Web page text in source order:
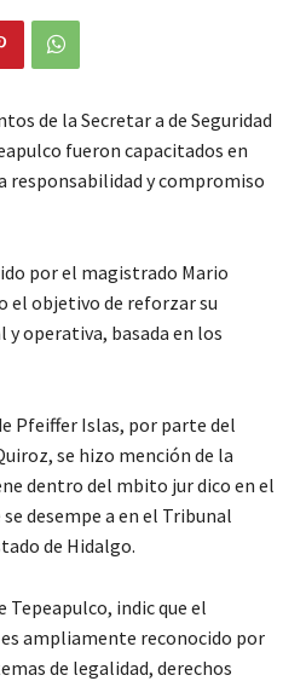
de la Secretar a de Seguridad
fueron capacitados en
responsabilidad y compromiso
por el magistrado Mario
el objetivo de reforzar su
operativa, basada en los
Pfeiffer Islas, por parte del
se hizo mención de la
dentro del mbito jur dico en el
desempe a en el Tribunal
de Hidalgo.
indic que el
ampliamente reconocido por
de legalidad, derechos